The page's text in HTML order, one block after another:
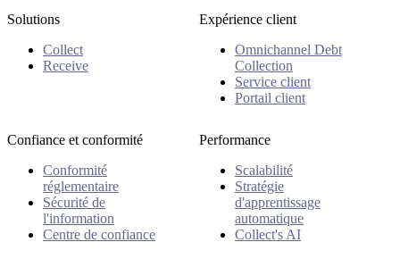
Solutions
Collect
Receive
Expérience client
Omnichannel Debt
Collection
Service client
Portail client
Confiance et conformité
Conformité
réglementaire
Sécurité de
l'information
Centre de confiance
Performance
Scalabilité
Stratégie
d'apprentissage
automatique
Collect's AI